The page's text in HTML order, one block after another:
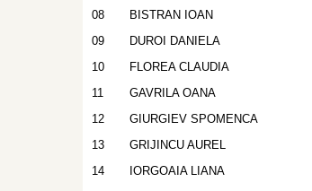
08
BISTRAN IOAN
09
DUROI DANIELA
10
FLOREA CLAUDIA
11
GAVRILA OANA
12
GIURGIEV SPOMENCA
13
GRIJINCU AUREL
14
IORGOAIA LIANA